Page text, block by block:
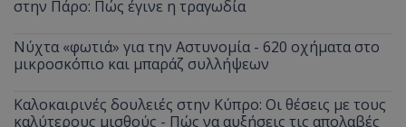
στην Πάρο: Πώς έγινε η τραγωδία
Νύχτα «φωτιά» για την Αστυνομία - 620 οχήματα στο
μικροσκόπιο και μπαράζ συλλήψεων
Καλοκαιρινές δουλειές στην Κύπρο: Οι θέσεις με τους
καλύτερους μισθούς - Πώς να αυξήσεις τις απολαβές